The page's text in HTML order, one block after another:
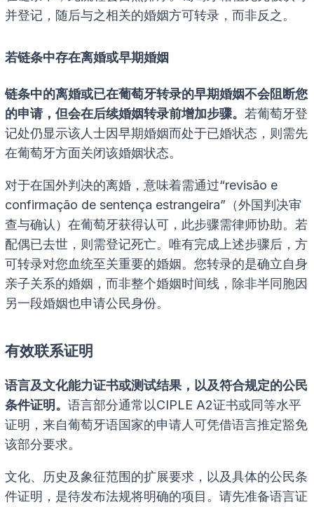
并登记，随后与之相关的婚姻方可转录，而非反之。
若链条中存在离婚或早期婚姻
链条中的离婚或已在葡萄牙转录的早期婚姻不会阻断您
的申请，但会在后续婚姻转录前增加步骤。 若葡萄牙登
记处仍显示该人士因早期婚姻而处于已婚状态，则需先
在葡萄牙方面关闭该婚姻状态。
对于在国外判决的离婚，意味着需通过“revisão e
confirmação de sentença estrangeira”（外国判决审
查与确认）在葡萄牙获得认可，此步骤需律师协助。若
配偶已去世，则需登记死亡。唯有完成上述步骤后，方
可转录对您血统至关重要的婚姻。您转录的是确立自身
亲子关系的婚姻，而非整个婚姻时间线，除非半同胞因
另一段婚姻也申请公民身份。
有效联系证明
语言及文化能力证书或测试结果，以及符合规定的公民
条件证明。 语言部分通常以CIPLE A2证书或同等水平
证明，来自葡萄牙语国家的申请人可凭借语言推定豁免
该部分要求。
文化、历史及象征范围的扩展要求，以及具体的公民条
件证明，是待发布法规将明确的项目。请先准备语言证